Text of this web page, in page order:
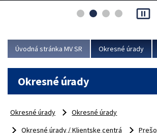
asociácie poisťovní (SLASPO) a
Viac
pause_presentation
Úvodná stránka MV SR Okresné úrady
Okresné úrady
Okresné úrady
Okresné úrady
Okresné úrady / Klientske centrá